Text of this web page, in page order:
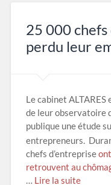
25 000
perdu leur
Le cabinet ALTARES
de leur observatoire
publique une étude
entrepreneurs.
chefs d’entreprise
retrouvent au
… Lire la suite